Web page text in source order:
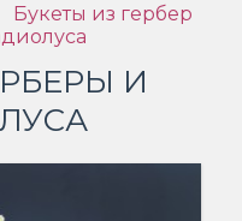
Букеты из гербер
И